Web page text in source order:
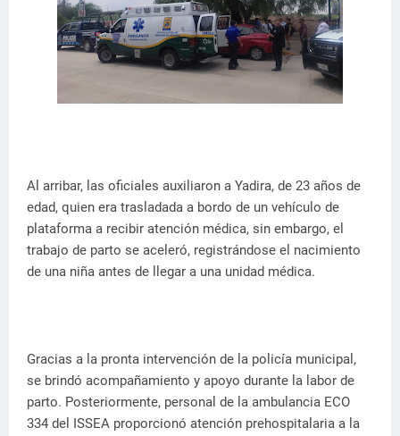
Al arribar, las oficiales auxiliaron a Yadira, de 23 años de
edad, quien era trasladada a bordo de un vehículo de
plataforma a recibir atención médica, sin embargo, el
trabajo de parto se aceleró, registrándose el nacimiento
de una niña antes de llegar a una unidad médica.
Gracias a la pronta intervención de la policía municipal,
se brindó acompañamiento y apoyo durante la labor de
parto. Posteriormente, personal de la ambulancia ECO
334 del ISSEA proporcionó atención prehospitalaria a la